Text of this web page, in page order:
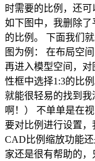
时需要的比例，还可
如下图中，我删除了
的比例。 下面我们
图为例： 在布局空
再进入模型空间，
性框中选择1:3的比
就能很轻易的找到我
啊！） 不单单是在
要对比例进行设置
CAD比例缩放功能
家还是很有帮助的